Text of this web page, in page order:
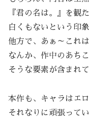
『君の名は。』を観
白くもないという印
他方で、あぁ～これ
なんか、作中のあち
そうな要素が含まれ
本作も、キャラはエ
それなりに頑張ってい